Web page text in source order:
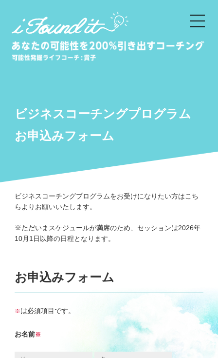
HOME
潜在意識コーチングセッション
成功を引き寄せる潜在意識コーチ
起業家・クリエイタープロデュー
ス
タロットで望む未来を引き寄せ
ン』
次世代型 経営コンサルティング
『潜在意識×WEBマーケティング』
無料メールマガジン
ビジネスコーチングプログラム
お申込みフォーム
ビジネスコーチングプログラムをお受けになりたい方はこち
らよりお願いいたします。
※ただいまスケジュールが満席のため、セッションは2026年
10月1日以降の日程となります。
お申込みフォーム
※は必須項目です。
お名前※